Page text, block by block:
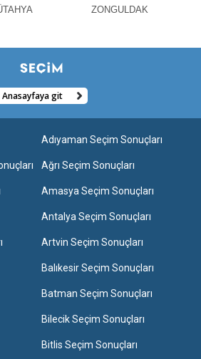
ZONGULDAK
Anasayfaya git
Adıyaman Seçim Sonuçları
Ağrı Seçim Sonuçları
Amasya Seçim Sonuçları
Antalya Seçim Sonuçları
Artvin Seçim Sonuçları
Balıkesir Seçim Sonuçları
Batman Seçim Sonuçları
Bilecik Seçim Sonuçları
Bitlis Seçim Sonuçları